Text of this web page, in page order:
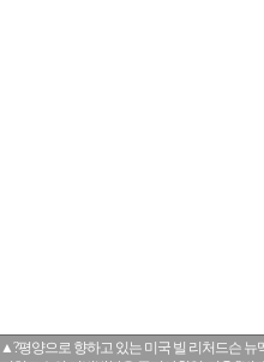
▲?평양으로 향하고 있는 미국 빌 리처드슨 뉴